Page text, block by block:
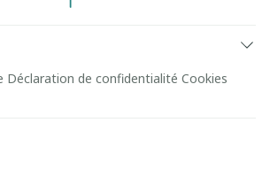
Déclaration de confidentialité Cookies